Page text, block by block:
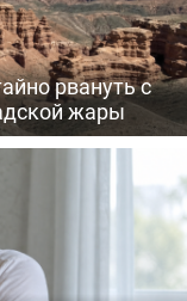
рвануть с
жары